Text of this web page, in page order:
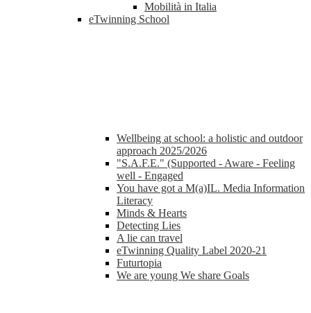
Mobilità in Italia
eTwinning School
Wellbeing at school: a holistic and outdoor
approach 2025/2026
"S.A.F.E." (Supported - Aware - Feeling
well - Engaged
You have got a M(a)IL. Media Information
Literacy
Minds & Hearts
Detecting Lies
A lie can travel
eTwinning Quality Label 2020-21
Futurtopia
We are young We share Goals